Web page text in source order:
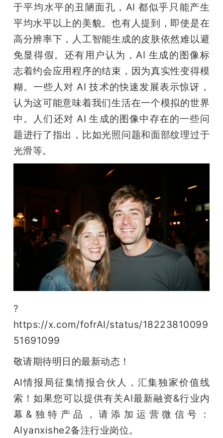
于平均水平的丑陋面孔，AI 都似乎只能产生
平均水平以上的美貌。也有人提到，即使是在
高分辨率下，人工智能生成的皮肤依然难以避
免显得假。还有用户认为，AI 生成的图像标
志着约会应用程序的结束，因为真实性变得模
糊。一些人对 AI 技术的快速发展表示惊讶，
认为这可能意味着我们生活在一个模拟的世界
中。人们还对 AI 生成的图像中存在的一些问
题进行了指出，比如光照问题和面部纹理过于
光滑等。
?
https://x.com/fofrAI/status/18223810099
51691099
敬请期待明日的最新动态！
AI情报局征集情报合伙人，汇集独家价值线
索！如果您可以提供有关AI最新融资&行业内
幕&独特产品，请添加运营微信号：
AIyanxishe2备注行业岗位。